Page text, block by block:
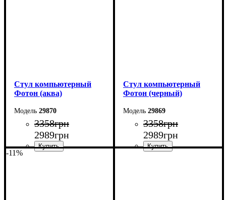
Стул компьютерный
Фотон (аква)
29870
3358грн
2989грн
Стул компьютерный
Фотон (черный)
29869
3358грн
2989грн
-11%